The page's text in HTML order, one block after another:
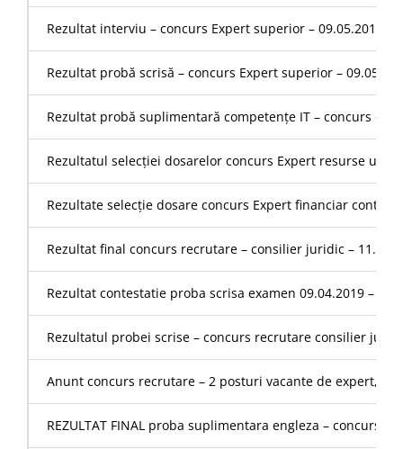
Rezultat interviu – concurs Expert superior – 09.05.2019
Rezultat probă scrisă – concurs Expert superior –
Rezultat probă suplimentară competențe IT – concurs
Rezultatul selecției dosarelor concurs Expert resurse
Rezultate selecție dosare concurs Expert financiar
Rezultat final concurs recrutare – consilier juridic –
Rezultat contestatie proba scrisa examen 09.04.2019 –
Rezultatul probei scrise – concurs recrutare consilier
Anunt concurs recrutare – 2 posturi vacante de expert,
REZULTAT FINAL proba suplimentara engleza – concurs